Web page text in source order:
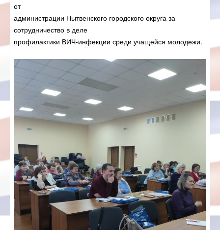
от
администрации Нытвенского городского округа за
сотрудничество в деле
профилактики ВИЧ-инфекции среди учащейся молодежи.